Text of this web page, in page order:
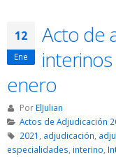
12
Ene
Acto de
enero
Por ElJulian
Actos de Adjudicación
2021 , adjudicación,
especialidades, interino,